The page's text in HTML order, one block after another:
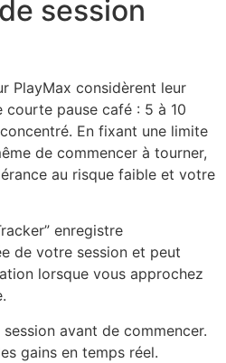
session
PlayMax considèrent leur
courte pause café : 5 à 10
En fixant une limite
de commencer à tourner,
au risque faible et votre
enregistre
de votre session et peut
lorsque vous approchez
avant de commencer.
gains en temps réel.